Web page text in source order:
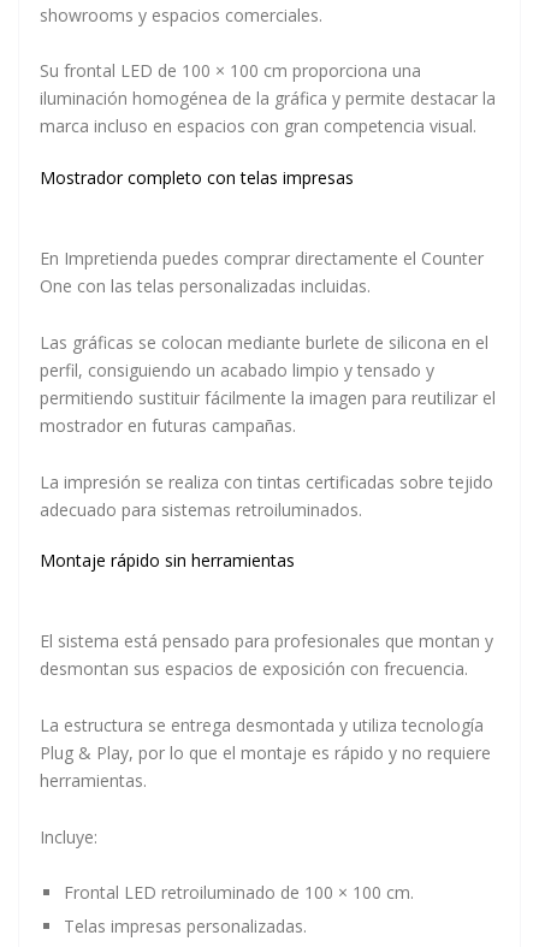
showrooms y espacios comerciales.
Su frontal LED de 100 × 100 cm proporciona una
iluminación homogénea de la gráfica y permite destacar la
marca incluso en espacios con gran competencia visual.
Mostrador completo con telas impresas
En Impretienda puedes comprar directamente el Counter
One con las telas personalizadas incluidas.
Las gráficas se colocan mediante burlete de silicona en el
perfil, consiguiendo un acabado limpio y tensado y
permitiendo sustituir fácilmente la imagen para reutilizar el
mostrador en futuras campañas.
La impresión se realiza con tintas certificadas sobre tejido
adecuado para sistemas retroiluminados.
Montaje rápido sin herramientas
El sistema está pensado para profesionales que montan y
desmontan sus espacios de exposición con frecuencia.
La estructura se entrega desmontada y utiliza tecnología
Plug & Play, por lo que el montaje es rápido y no requiere
herramientas.
Incluye:
Frontal LED retroiluminado de 100 × 100 cm.
Telas impresas personalizadas.